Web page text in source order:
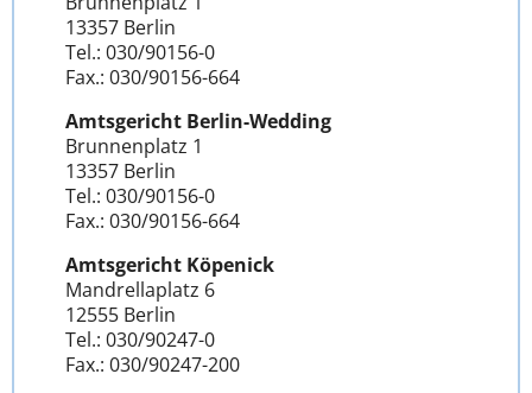
13357 Berlin
Tel.: 030/90156-0
Fax.: 030/90156-664
Amtsgericht Berlin-Wedding
Brunnenplatz 1
13357 Berlin
Tel.: 030/90156-0
Fax.: 030/90156-664
Amtsgericht Köpenick
Mandrellaplatz 6
12555 Berlin
Tel.: 030/90247-0
Fax.: 030/90247-200